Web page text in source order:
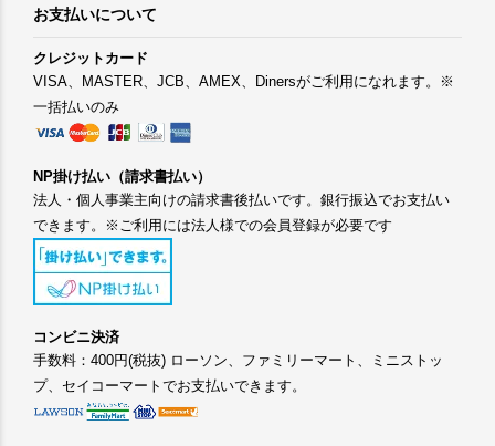
お支払いについて
クレジットカード
VISA、MASTER、JCB、AMEX、Dinersがご利用になれます。※
一括払いのみ
NP掛け払い（請求書払い）
法人・個人事業主向けの請求書後払いです。銀行振込でお支払い
できます。※ご利用には法人様での会員登録が必要です
コンビニ決済
手数料：400円(税抜) ローソン、ファミリーマート、ミニストッ
プ、セイコーマートでお支払いできます。